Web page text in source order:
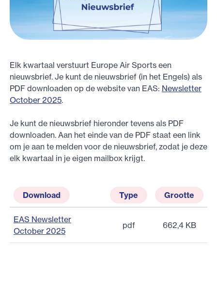
Elk kwartaal verstuurt Europe Air Sports een
nieuwsbrief. Je kunt de nieuwsbrief (in het Engels) als
PDF downloaden op de website van EAS: Newsletter
October 2025.
Je kunt de nieuwsbrief hieronder tevens als PDF
downloaden. Aan het einde van de PDF staat een link
om je aan te melden voor de nieuwsbrief, zodat je deze
elk kwartaal in je eigen mailbox krijgt.
Download Type Grootte
EAS Newsletter
October 2025
pdf 662,4 KB